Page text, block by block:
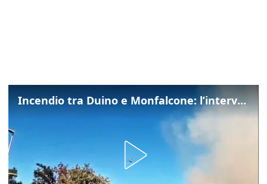
Incendio tra Duino e Monfalcone: l’intervento dei vigili del fuoco